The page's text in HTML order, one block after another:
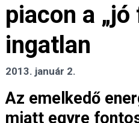
piacon a „jó
ingatlan
2013. január 2.
Az emelkedő
miatt egyre